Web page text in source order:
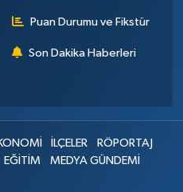
Puan Durumu ve Fikstür
Son Dakika Haberleri
İLÇELER
RÖPORTAJ
EĞİTİM MEDYA GÜNDEMİ